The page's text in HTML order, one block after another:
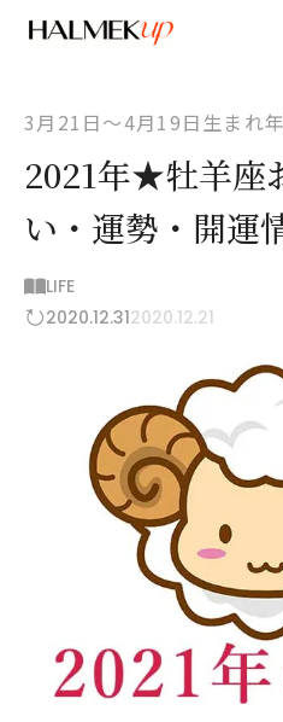
3月21日〜4月19日生まれ
2021年★牡羊座
い・運勢・開運
LIFE
2020.12.312020.12.21